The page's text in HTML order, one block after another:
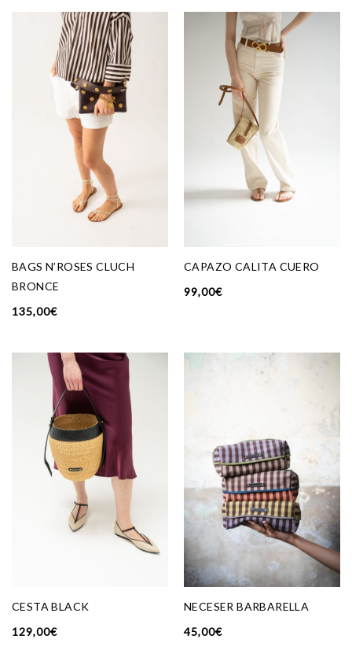
BAGS N’ROSES CLUCH
BRONCE
135,00€
CAPAZO CALITA CUERO
99,00€
CESTA BLACK
129,00€
NECESER BARBARELLA
45,00€